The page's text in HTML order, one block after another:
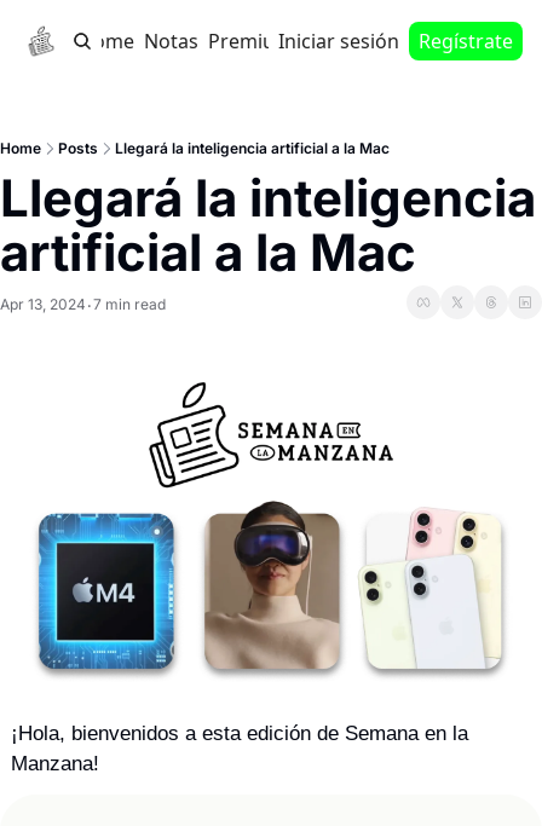
Home Notas PremiumIniciar sesión Regístrate
Home Posts Llegará la inteligencia artificial a la Mac
Llegará la inteligencia
artificial a la Mac
Apr 13, 2024 •7 min read
¡Hola, bienvenidos a esta edición de Semana en la
Manzana!